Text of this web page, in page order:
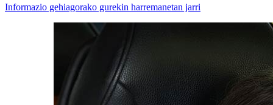
Informazio gehiagorako gurekin harremanetan jarri